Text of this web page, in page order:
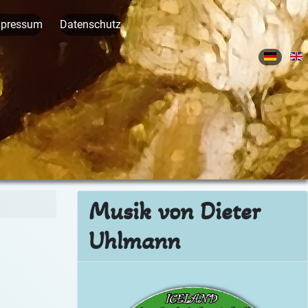
Datenschutz
Sprache
Musik von Dieter
Uhlmann